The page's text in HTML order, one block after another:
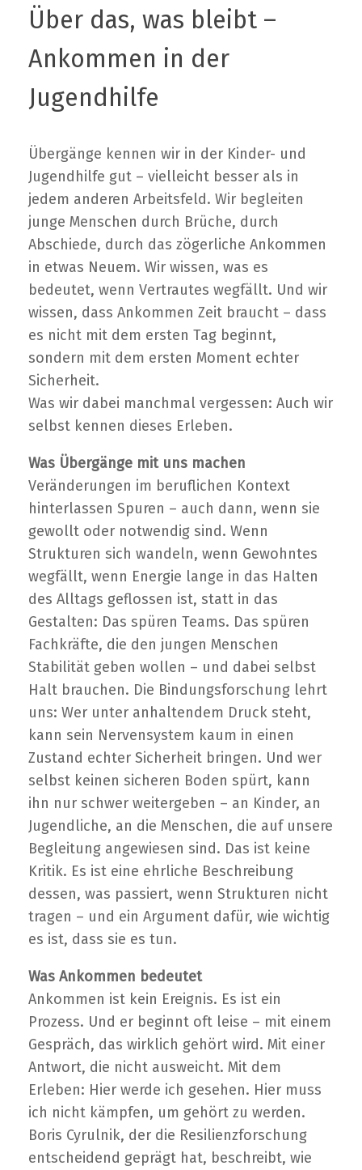
Über das, was bleibt –
Ankommen in der
Jugendhilfe
Übergänge kennen wir in der Kinder- und
Jugendhilfe gut – vielleicht besser als in
jedem anderen Arbeitsfeld. Wir begleiten
junge Menschen durch Brüche, durch
Abschiede, durch das zögerliche Ankommen
in etwas Neuem. Wir wissen, was es
bedeutet, wenn Vertrautes wegfällt. Und wir
wissen, dass Ankommen Zeit braucht – dass
es nicht mit dem ersten Tag beginnt,
sondern mit dem ersten Moment echter
Sicherheit.
Was wir dabei manchmal vergessen: Auch wir
selbst kennen dieses Erleben.
Was Übergänge mit uns machen
Veränderungen im beruflichen Kontext
hinterlassen Spuren – auch dann, wenn sie
gewollt oder notwendig sind. Wenn
Strukturen sich wandeln, wenn Gewohntes
wegfällt, wenn Energie lange in das Halten
des Alltags geflossen ist, statt in das
Gestalten: Das spüren Teams. Das spüren
Fachkräfte, die den jungen Menschen
Stabilität geben wollen – und dabei selbst
Halt brauchen. Die Bindungsforschung lehrt
uns: Wer unter anhaltendem Druck steht,
kann sein Nervensystem kaum in einen
Zustand echter Sicherheit bringen. Und wer
selbst keinen sicheren Boden spürt, kann
ihn nur schwer weitergeben – an Kinder, an
Jugendliche, an die Menschen, die auf unsere
Begleitung angewiesen sind. Das ist keine
Kritik. Es ist eine ehrliche Beschreibung
dessen, was passiert, wenn Strukturen nicht
tragen – und ein Argument dafür, wie wichtig
es ist, dass sie es tun.
Was Ankommen bedeutet
Ankommen ist kein Ereignis. Es ist ein
Prozess. Und er beginnt oft leise – mit einem
Gespräch, das wirklich gehört wird. Mit einer
Antwort, die nicht ausweicht. Mit dem
Erleben: Hier werde ich gesehen. Hier muss
ich nicht kämpfen, um gehört zu werden.
Boris Cyrulnik, der die Resilienzforschung
entscheidend geprägt hat, beschreibt, wie